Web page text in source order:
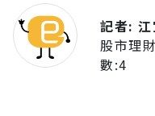
記者:
股市理財
數:4